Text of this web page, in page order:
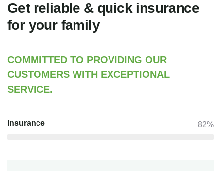
Get reliable & quick insurance
for your family
COMMITTED TO PROVIDING OUR
CUSTOMERS WITH EXCEPTIONAL
SERVICE.
Insurance 82%